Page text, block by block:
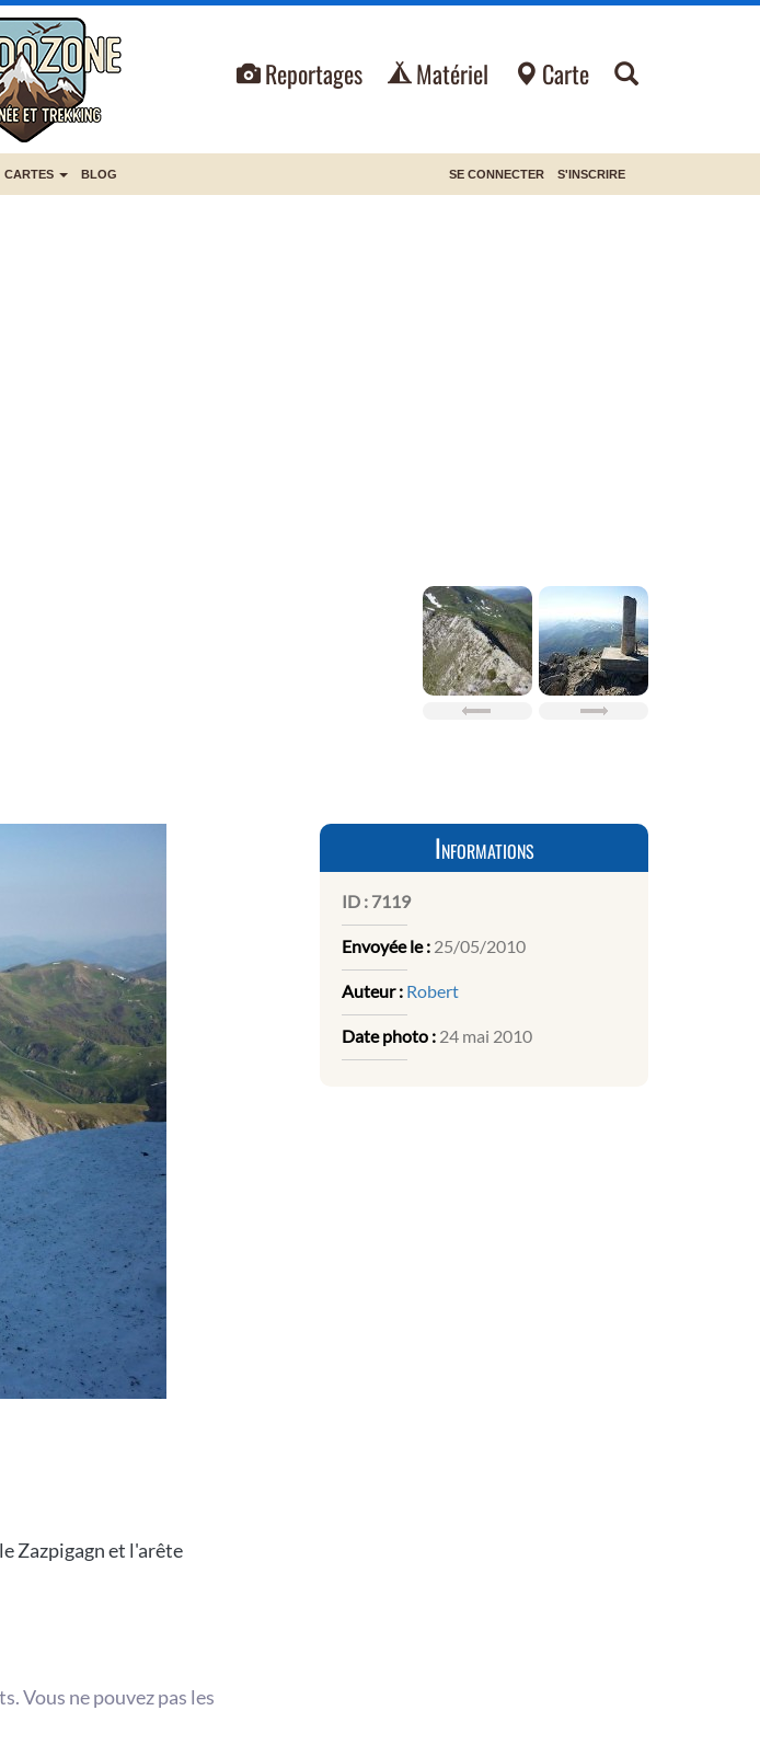
Reportages Matériel Carte
CARTES BLOG SE CONNECTER S'INSCRIRE
Zazpigagn et l'arête
Vous ne pouvez pas les
Informations
ID : 7119
Envoyée le : 25/05/2010
Auteur : Robert
Date photo : 24 mai 2010